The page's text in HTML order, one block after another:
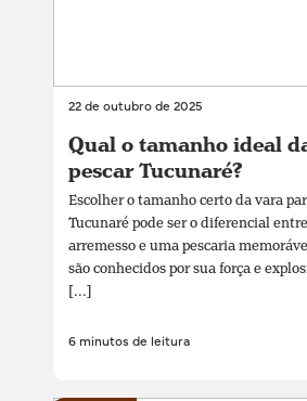
22 de outubro de 2025
Qual o tamanho ideal
pescar Tucunaré?
Escolher o tamanho certo da vara
Tucunaré pode ser o diferencial
arremesso e uma pescaria
são conhecidos por sua força e
[...]
6 minutos de leitura